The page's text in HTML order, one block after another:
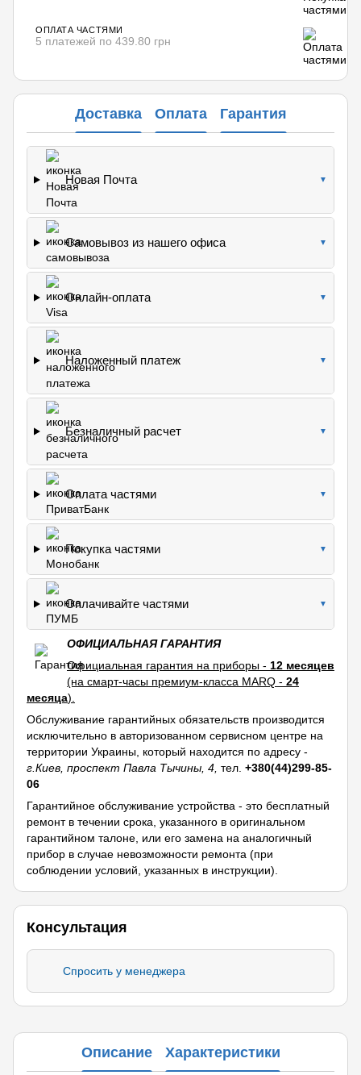
ОПЛАТА ЧАСТЯМИ
5 платежей по 439.80 грн
Доставка Оплата Гарантия
Новая Почта ▼
Самовывоз из нашего офиса ▼
Онлайн-оплата ▼
Наложенный платеж ▼
Безналичный расчет ▼
Оплата частями ▼
Покупка частями ▼
Оплачивайте частями ▼
ОФИЦИАЛЬНАЯ ГАРАНТИЯ
Официальная гарантия на приборы - 12 месяцев
(на смарт-часы премиум-класса MARQ - 24
месяца).
Обслуживание гарантийных обязательств производится
исключительно в авторизованном сервисном центре на
территории Украины, который находится по адресу -
г.Киев, проспект Павла Тычины, 4, тел. +380(44)299-85-
06
Гарантийное обслуживание устройства - это бесплатный
ремонт в течении срока, указанного в оригинальном
гарантийном талоне, или его замена на аналогичный
прибор в случае невозможности ремонта (при
соблюдении условий, указанных в инструкции).
Консультация
Спросить у менеджера
Описание Характеристики